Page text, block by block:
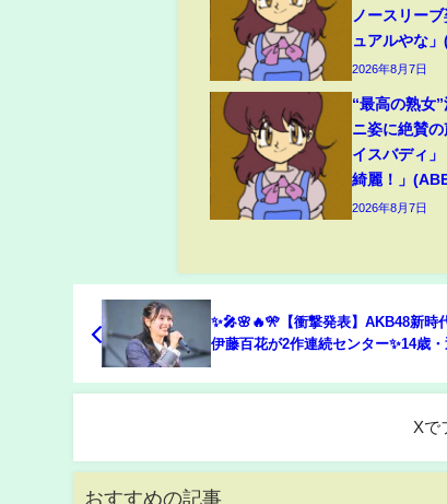
ノースリー
ュアルやな
2026年8月7日
“最高の熟女
ニ姿に絶賛
イスバディ
綺麗！」
2026年8月7日
✨🎤🌸🔥🎌【衝撃発表】AKB48新時
伊藤百花が2作連続センター✨14歳
Xで
おすすめの記事